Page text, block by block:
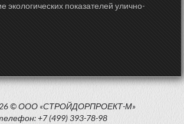
экологических показателей улично-
© ООО «СТРОЙДОРПРОЕКТ-М»
+7 (499) 393-78-98